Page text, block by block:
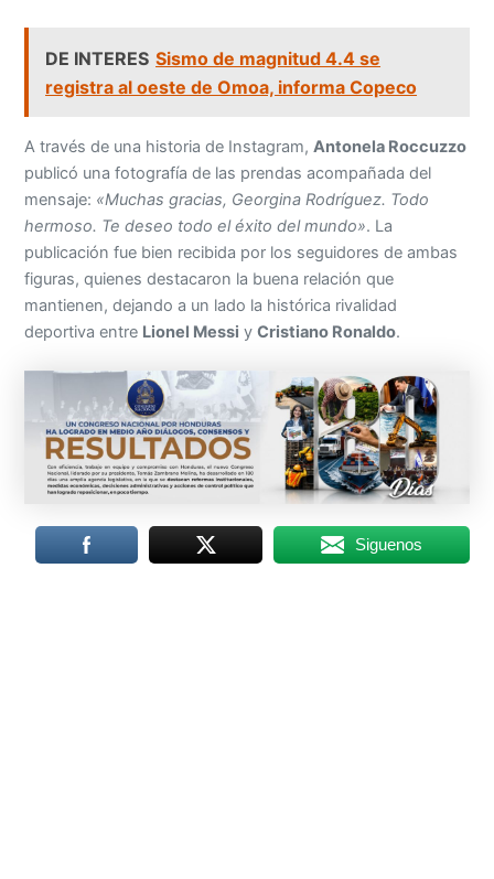
DE INTERES Sismo de magnitud 4.4 se
registra al oeste de Omoa, informa Copeco
A través de una historia de Instagram,Antonela Roccuzzo
publicó una fotografía de las prendas acompañada del
mensaje: «Muchas gracias, Georgina Rodríguez. Todo
hermoso. Te deseo todo el éxito del mundo». La
publicación fue bien recibida por los seguidores de ambas
figuras, quienes destacaron la buena relación que
mantienen, dejando a un lado la histórica rivalidad
deportiva entre Lionel Messi yCristiano Ronaldo.
Siguenos